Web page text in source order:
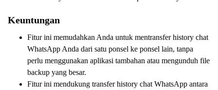
Keuntungan
Fitur ini memudahkan Anda untuk mentransfer history chat
WhatsApp Anda dari satu ponsel ke ponsel lain, tanpa
perlu menggunakan aplikasi tambahan atau mengunduh file
backup yang besar.
Fitur ini mendukung transfer history chat WhatsApp antara